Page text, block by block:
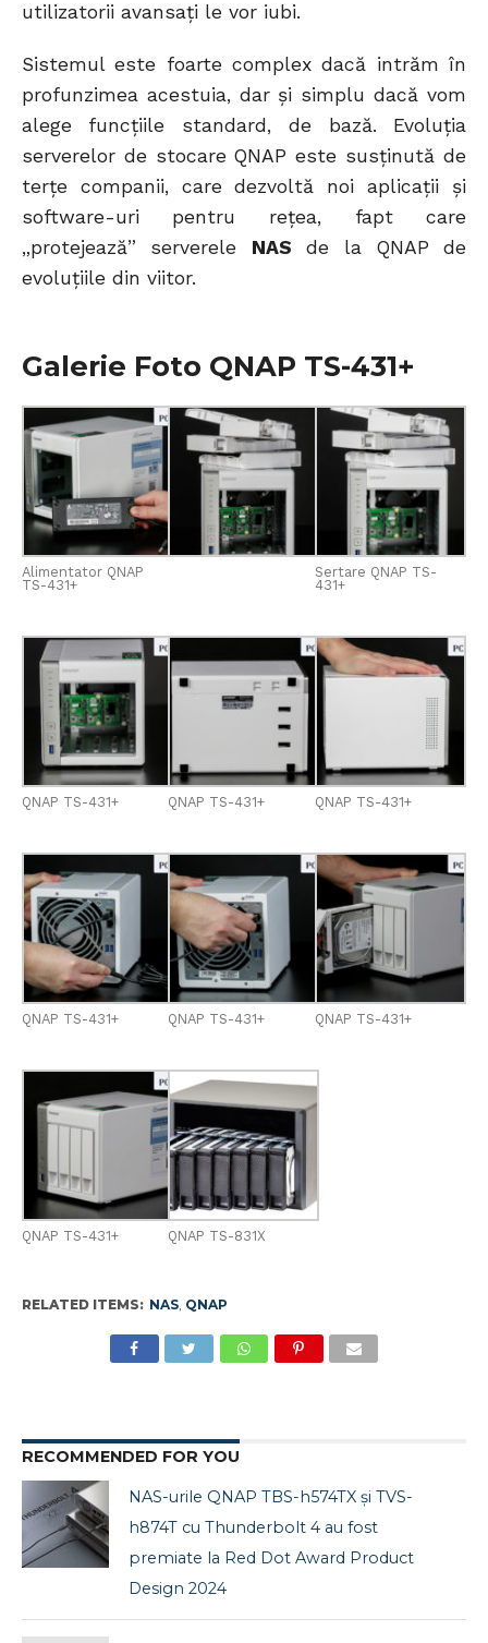
utilizatorii avansați le vor iubi.
Sistemul este foarte complex dacă intrăm în
profunzimea acestuia, dar și simplu dacă vom
alege funcțiile standard, de bază. Evoluția
serverelor de stocare QNAP este susținută de
terțe companii, care dezvoltă noi aplicații și
software-uri pentru rețea, fapt care
„protejează” serverele NAS de la QNAP de
evoluțiile din viitor.
Galerie Foto QNAP TS-431+
Alimentator QNAP
TS-431+
Sertare QNAP TS-
431+
QNAP TS-431+ QNAP TS-431+ QNAP TS-431+
QNAP TS-431+ QNAP TS-431+ QNAP TS-431+
QNAP TS-431+ QNAP TS-831X
RELATED ITEMS: NAS, QNAP
RECOMMENDED FOR YOU
NAS-urile QNAP TBS-h574TX și TVS-
h874T cu Thunderbolt 4 au fost
premiate la Red Dot Award Product
Design 2024